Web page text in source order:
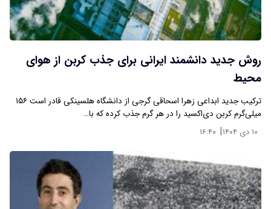
روش جدید دانشمند ایرانی برای جذب کربن از هوای
محیط
ترکیب جدید ابداعی زهرا اسحاقی گرجی از دانشگاه هلسینکی قادر است ۱۵۶
میلی‌گرم کربن دی‌اکسید را در هر گرم جذب کرده که با…
۱۰ دی ۱۴۰۴ | ۱۶:۴۰